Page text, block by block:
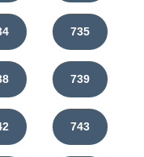
735
739
743